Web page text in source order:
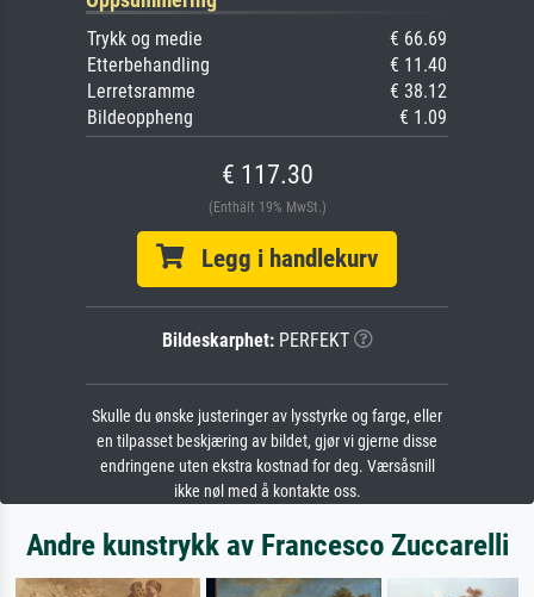
Trykk og medie
€ 66.69
Etterbehandling
€ 11.40
Lerretsramme
€ 38.12
Bildeoppheng
€ 1.09
€ 117.30
(Enthält 19% MwSt.)
Legg i handlekurv
Bildeskarphet:PERFEKT
Skulle du ønske justeringer av lysstyrke og farge, eller
en tilpasset beskjæring av bildet, gjør vi gjerne disse
endringene uten ekstra kostnad for deg. Værsåsnill
ikke nøl med å kontakte oss.
Andre kunstrykk av Francesco Zuccarelli